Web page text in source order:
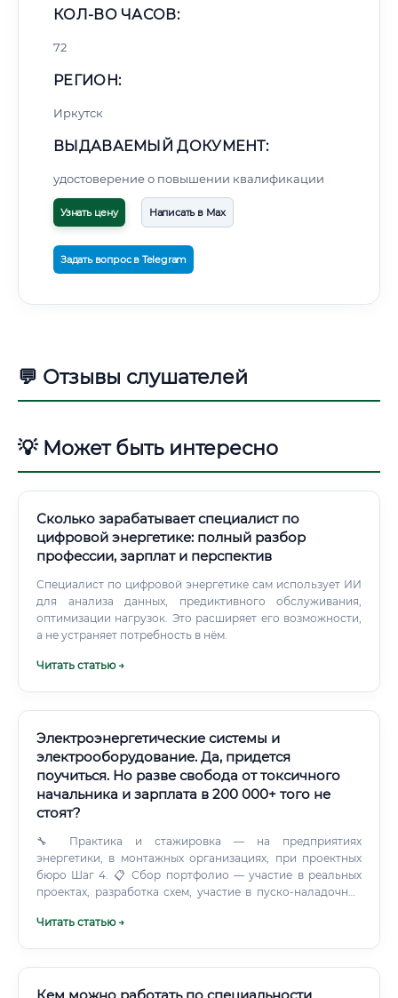
КОЛ-ВО ЧАСОВ:
72
РЕГИОН:
Иркутск
ВЫДАВАЕМЫЙ ДОКУМЕНТ:
удостоверение о повышении квалификации
Узнать цену Написать в Max
Задать вопрос в Telegram
💬 Отзывы слушателей
💡 Может быть интересно
Сколько зарабатывает специалист по
цифровой энергетике: полный разбор
профессии, зарплат и перспектив
Специалист по цифровой энергетике сам использует ИИ
для анализа данных, предиктивного обслуживания,
оптимизации нагрузок. Это расширяет его возможности,
а не устраняет потребность в нём.
Читать статью →
Электроэнергетические системы и
электрооборудование. Да, придется
поучиться. Но разве свобода от токсичного
начальника и зарплата в 200 000+ того не
стоят?
🔧 Практика и стажировка — на предприятиях
энергетики, в монтажных организациях, при проектных
бюро Шаг 4. 📋 Сбор портфолио — участие в реальных
проектах, разработка схем, участие в пуско-наладочных
вакансии, участие в профессиональных конференциях,
Читать статью →